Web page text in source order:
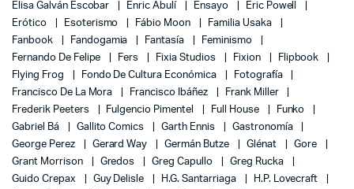
Elisa Galván Escobar
Enric Abulí Ensayo
Eric Powell
Erótico
Esoterismo Fábio Moon
Familia Usaka
Fanbook
Fandogamia Fantasía
Feminismo
Fernando De Felipe
Fers Fixia Studios Fixion
Flipbook
Flying Frog
Fondo De Cultura Económica
Fotografía
Francisco De La Mora
Francisco Ibáñez
Frank Miller
Frederik Peeters
Fulgencio Pimentel Full House
Funko
Gabriel Bá
Gallito Comics Garth Ennis
Gastronomía
George Perez
Gerard Way Germán Butze Glénat
Gore
Grant Morrison
Gredos Greg Capullo
Greg Rucka
Guido Crepax
Guy Delisle H.G. Santarriaga
H.P. Lovecraft